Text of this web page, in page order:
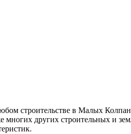
строительстве в Малых
многих других строительных и